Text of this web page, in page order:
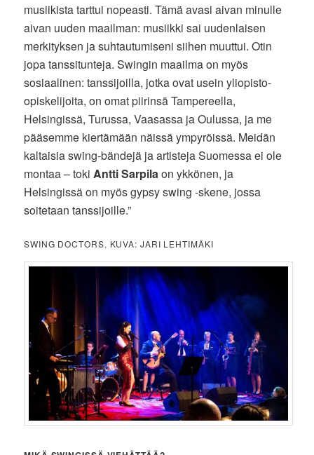
musiikista tarttui nopeasti. Tämä avasi aivan minulle
aivan uuden maailman: musiikki sai uudenlaisen
merkityksen ja suhtautumiseni siihen muuttui. Otin
jopa tanssitunteja. Swingin maailma on myös
sosiaalinen: tanssijoilla, jotka ovat usein yliopisto-
opiskelijoita, on omat piirinsä Tampereella,
Helsingissä, Turussa, Vaasassa ja Oulussa, ja me
pääsemme kiertämään näissä ympyröissä. Meidän
kaltaisia swing-bändejä ja artisteja Suomessa ei ole
montaa – tokiAntti Sarpilaon ykkönen, ja
Helsingissä on myös gypsy swing -skene, jossa
soitetaan tanssijoille.”
SWING DOCTORS. KUVA: JARI LEHTIMÄKI